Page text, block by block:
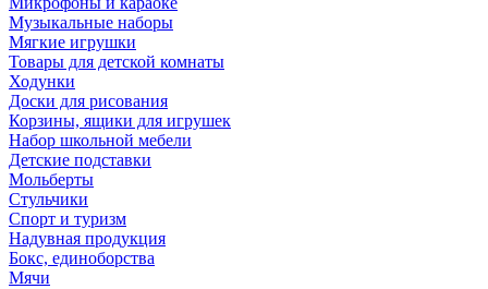
Музыкальные наборы
Мягкие игрушки
Товары для детской комнаты
Ходунки
Доски для рисования
Корзины, ящики для игрушек
Набор школьной мебели
Детские подставки
Мольберты
Стульчики
Спорт и туризм
Надувная продукция
Бокс, единоборства
Мячи